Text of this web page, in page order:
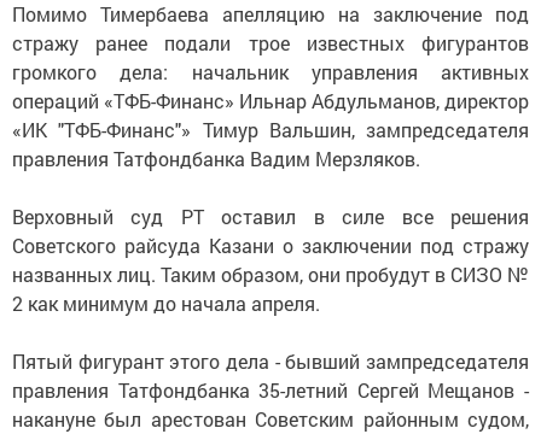
Помимо Тимербаева апелляцию на заключение под
стражу ранее подали трое известных фигурантов
громкого дела: начальник управления активных
операций «ТФБ-Финанс» Ильнар Абдульманов, директор
«ИК "ТФБ-Финанс"» Тимур Вальшин, зампредседателя
правления Татфондбанка Вадим Мерзляков.
Верховный суд РТ оставил в силе все решения
Советского райсуда Казани о заключении под стражу
названных лиц. Таким образом, они пробудут в СИЗО №
2 как минимум до начала апреля.
Пятый фигурант этого дела - бывший зампредседателя
правления Татфондбанка 35-летний Сергей Мещанов -
накануне был арестован Советским районным судом,